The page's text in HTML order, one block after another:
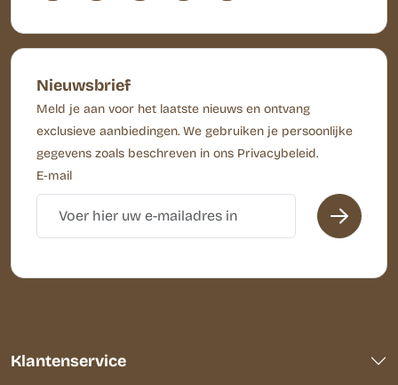
Nieuwsbrief
Meld je aan voor het laatste nieuws en ontvang
exclusieve aanbiedingen. We gebruiken je persoonlijke
gegevens zoals beschreven in ons Privacybeleid.
E-mail
Klantenservice